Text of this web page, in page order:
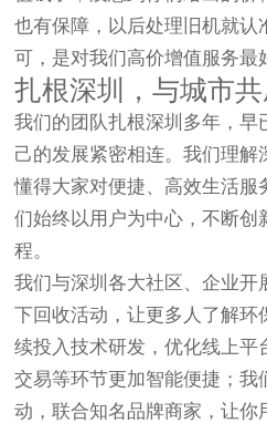
也有保障，以后处理旧机就认
可，是对我们高价增值服务最
扎根深圳，与城市
我们的团队扎根深圳多年，早
己的发展紧密相连。我们理解
懂得大家对便捷、高效生活服
们始终以用户为中心，不断创
程。
我们与深圳各大社区、企业开
下回收活动，让更多人了解环
续投入技术研发，优化线上平
交易等环节更加智能便捷；我
动，联合知名品牌商家，让你